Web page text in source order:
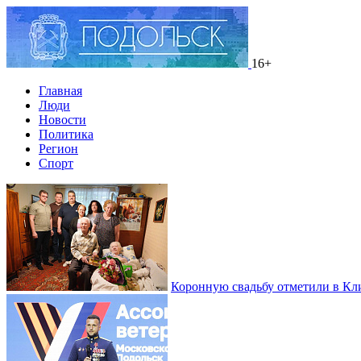
16+
Главная
Люди
Новости
Политика
Регион
Спорт
Коронную свадьбу отметили в